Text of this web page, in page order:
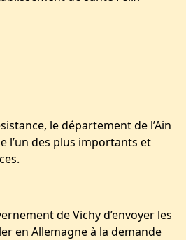
le département de l’Ain
l’un des plus importants et
de Vichy d’envoyer les
en Allemagne à la demande